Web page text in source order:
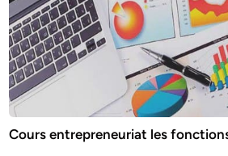
Cours entrepreneuriat les